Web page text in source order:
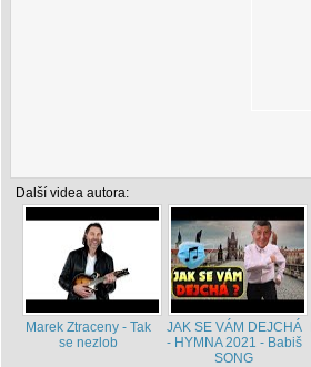
Další videa autora:
Marek Ztraceny - Tak
se nezlob
JAK SE VÁM DEJCHÁ
- HYMNA 2021 - Babiš
SONG